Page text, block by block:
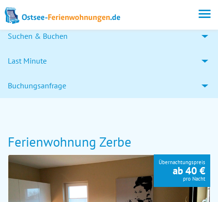
Suchen & Buchen
Last Minute
Buchungsanfrage
Ferienwohnung Zerbe
Übernachtungspreis
ab 40 €
pro Nacht